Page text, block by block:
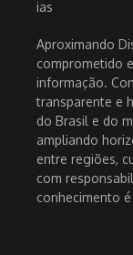
Aproximando
comprometido
informação.
transparente e
do Brasil e do
ampliando
entre regiões,
com
conhecimento